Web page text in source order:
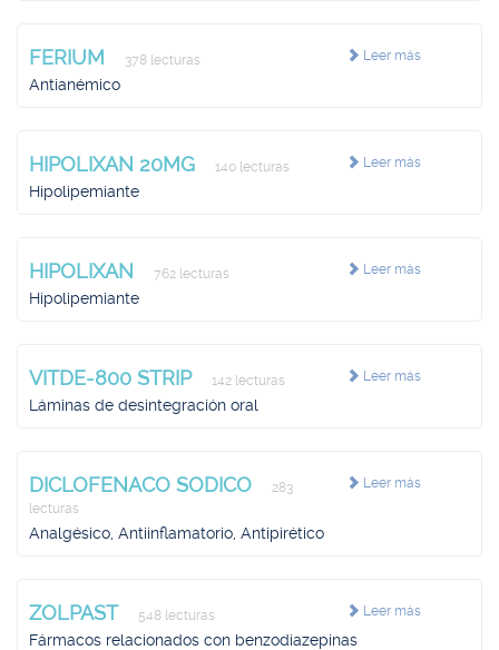
Leer más
FERIUM 378 lecturas
Antianémico
Leer más
HIPOLIXAN 20MG 140 lecturas
Hipolipemiante
Leer más
HIPOLIXAN 762 lecturas
Hipolipemiante
Leer más
VITDE-800 STRIP 142 lecturas
Láminas de desintegración oral
Leer más
DICLOFENACO SODICO
283
lecturas
Analgésico, Antiinflamatorio, Antipirético
Leer más
ZOLPAST 548 lecturas
Fármacos relacionados con benzodiazepinas